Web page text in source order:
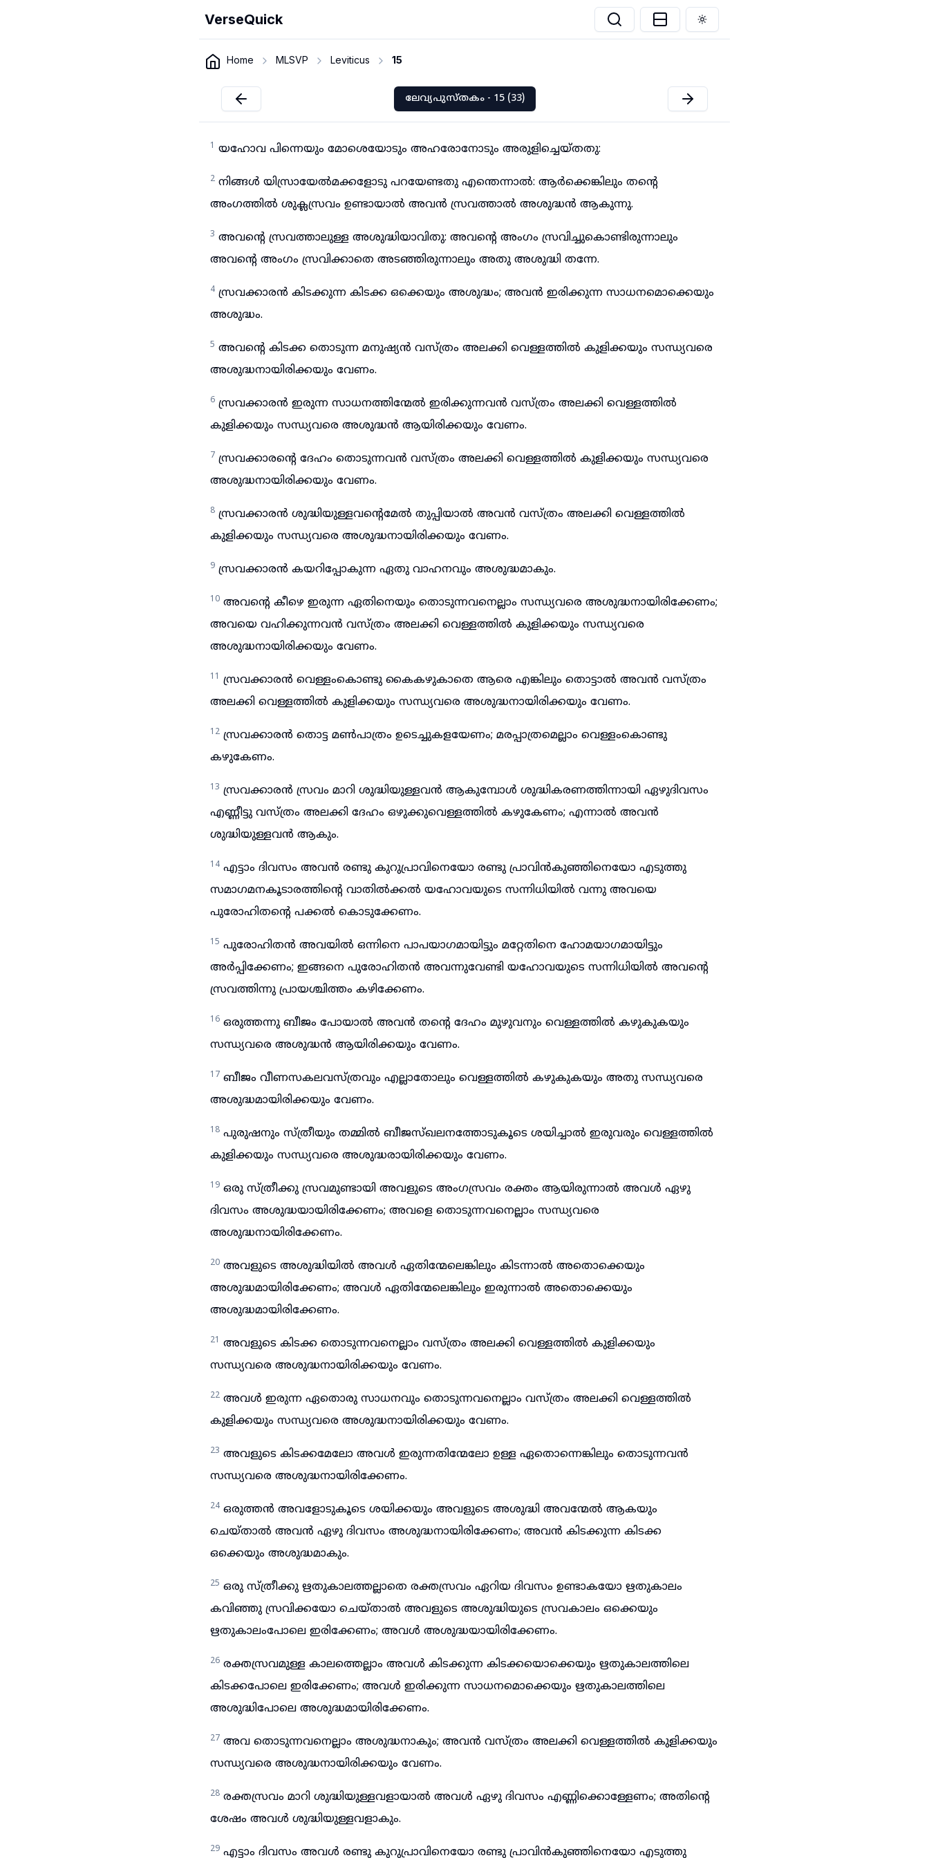
VerseQuick Toggle theme
Home MLSVP Leviticus 15
ലേവ്യപുസ്തകം - 15 (33)
1 യഹോവ പിന്നെയും മോശെയോടും അഹരോനോടും അരുളിച്ചെയ്തതു:
2 നിങ്ങൾ യിസ്രായേൽമക്കളോടു പറയേണ്ടതു എന്തെന്നാൽ: ആർക്കെങ്കിലും തന്റെ
അംഗത്തിൽ ശുക്ലസ്രവം ഉണ്ടായാൽ അവൻ സ്രവത്താൽ അശുദ്ധൻ ആകുന്നു.
3 അവന്റെ സ്രവത്താലുള്ള അശുദ്ധിയാവിതു: അവന്റെ അംഗം സ്രവിച്ചുകൊണ്ടിരുന്നാലും
അവന്റെ അംഗം സ്രവിക്കാതെ അടഞ്ഞിരുന്നാലും അതു അശുദ്ധി തന്നേ.
4 സ്രവക്കാരൻ കിടക്കുന്ന കിടക്ക ഒക്കെയും അശുദ്ധം; അവൻ ഇരിക്കുന്ന സാധനമൊക്കെയും
അശുദ്ധം.
5 അവന്റെ കിടക്ക തൊടുന്ന മനുഷ്യൻ വസ്ത്രം അലക്കി വെള്ളത്തിൽ കുളിക്കയും സന്ധ്യവരെ
അശുദ്ധനായിരിക്കയും വേണം.
6 സ്രവക്കാരൻ ഇരുന്ന സാധനത്തിന്മേൽ ഇരിക്കുന്നവൻ വസ്ത്രം അലക്കി വെള്ളത്തിൽ
കുളിക്കയും സന്ധ്യവരെ അശുദ്ധൻ ആയിരിക്കയും വേണം.
7 സ്രവക്കാരന്റെ ദേഹം തൊടുന്നവൻ വസ്ത്രം അലക്കി വെള്ളത്തിൽ കുളിക്കയും സന്ധ്യവരെ
അശുദ്ധനായിരിക്കയും വേണം.
8 സ്രവക്കാരൻ ശുദ്ധിയുള്ളവന്റെമേൽ തുപ്പിയാൽ അവൻ വസ്ത്രം അലക്കി വെള്ളത്തിൽ
കുളിക്കയും സന്ധ്യവരെ അശുദ്ധനായിരിക്കയും വേണം.
9 സ്രവക്കാരൻ കയറിപ്പോകുന്ന ഏതു വാഹനവും അശുദ്ധമാകും.
10 അവന്റെ കീഴെ ഇരുന്ന ഏതിനെയും തൊടുന്നവനെല്ലാം സന്ധ്യവരെ അശുദ്ധനായിരിക്കേണം;
അവയെ വഹിക്കുന്നവൻ വസ്ത്രം അലക്കി വെള്ളത്തിൽ കുളിക്കയും സന്ധ്യവരെ
അശുദ്ധനായിരിക്കയും വേണം.
11 സ്രവക്കാരൻ വെള്ളംകൊണ്ടു കൈകഴുകാതെ ആരെ എങ്കിലും തൊട്ടാൽ അവൻ വസ്ത്രം
അലക്കി വെള്ളത്തിൽ കുളിക്കയും സന്ധ്യവരെ അശുദ്ധനായിരിക്കയും വേണം.
12 സ്രവക്കാരൻ തൊട്ട മൺപാത്രം ഉടെച്ചുകളയേണം; മരപ്പാത്രമെല്ലാം വെള്ളംകൊണ്ടു
കഴുകേണം.
13 സ്രവക്കാരൻ സ്രവം മാറി ശുദ്ധിയുള്ളവൻ ആകുമ്പോൾ ശുദ്ധികരണത്തിന്നായി ഏഴുദിവസം
എണ്ണീട്ടു വസ്ത്രം അലക്കി ദേഹം ഒഴുക്കുവെള്ളത്തിൽ കഴുകേണം; എന്നാൽ അവൻ
ശുദ്ധിയുള്ളവൻ ആകും.
14 എട്ടാം ദിവസം അവൻ രണ്ടു കുറുപ്രാവിനെയോ രണ്ടു പ്രാവിൻകുഞ്ഞിനെയോ എടുത്തു
സമാഗമനകൂടാരത്തിന്റെ വാതിൽക്കൽ യഹോവയുടെ സന്നിധിയിൽ വന്നു അവയെ
പുരോഹിതന്റെ പക്കൽ കൊടുക്കേണം.
15 പുരോഹിതൻ അവയിൽ ഒന്നിനെ പാപയാഗമായിട്ടും മറ്റേതിനെ ഹോമയാഗമായിട്ടും
അർപ്പിക്കേണം; ഇങ്ങനെ പുരോഹിതൻ അവന്നുവേണ്ടി യഹോവയുടെ സന്നിധിയിൽ അവന്റെ
സ്രവത്തിന്നു പ്രായശ്ചിത്തം കഴിക്കേണം.
16 ഒരുത്തന്നു ബീജം പോയാൽ അവൻ തന്റെ ദേഹം മുഴുവനും വെള്ളത്തിൽ കഴുകുകയും
സന്ധ്യവരെ അശുദ്ധൻ ആയിരിക്കയും വേണം.
17 ബീജം വീണസകലവസ്ത്രവും എല്ലാതോലും വെള്ളത്തിൽ കഴുകുകയും അതു സന്ധ്യവരെ
അശുദ്ധമായിരിക്കയും വേണം.
18 പുരുഷനും സ്ത്രീയും തമ്മിൽ ബീജസ്ഖലനത്തോടുകൂടെ ശയിച്ചാൽ ഇരുവരും വെള്ളത്തിൽ
കുളിക്കയും സന്ധ്യവരെ അശുദ്ധരായിരിക്കയും വേണം.
19 ഒരു സ്ത്രീക്കു സ്രവമുണ്ടായി അവളുടെ അംഗസ്രവം രക്തം ആയിരുന്നാൽ അവൾ ഏഴു
ദിവസം അശുദ്ധയായിരിക്കേണം; അവളെ തൊടുന്നവനെല്ലാം സന്ധ്യവരെ
അശുദ്ധനായിരിക്കേണം.
20 അവളുടെ അശുദ്ധിയിൽ അവൾ ഏതിന്മേലെങ്കിലും കിടന്നാൽ അതൊക്കെയും
അശുദ്ധമായിരിക്കേണം; അവൾ ഏതിന്മേലെങ്കിലും ഇരുന്നാൽ അതൊക്കെയും
അശുദ്ധമായിരിക്കേണം.
21 അവളുടെ കിടക്ക തൊടുന്നവനെല്ലാം വസ്ത്രം അലക്കി വെള്ളത്തിൽ കുളിക്കയും
സന്ധ്യവരെ അശുദ്ധനായിരിക്കയും വേണം.
22 അവൾ ഇരുന്ന ഏതൊരു സാധനവും തൊടുന്നവനെല്ലാം വസ്ത്രം അലക്കി വെള്ളത്തിൽ
കുളിക്കയും സന്ധ്യവരെ അശുദ്ധനായിരിക്കയും വേണം.
23 അവളുടെ കിടക്കമേലോ അവൾ ഇരുന്നതിന്മേലോ ഉള്ള ഏതൊന്നെങ്കിലും തൊടുന്നവൻ
സന്ധ്യവരെ അശുദ്ധനായിരിക്കേണം.
24 ഒരുത്തൻ അവളോടുകൂടെ ശയിക്കയും അവളുടെ അശുദ്ധി അവന്മേൽ ആകയും
ചെയ്താൽ അവൻ ഏഴു ദിവസം അശുദ്ധനായിരിക്കേണം; അവൻ കിടക്കുന്ന കിടക്ക
ഒക്കെയും അശുദ്ധമാകും.
25 ഒരു സ്ത്രീക്കു ഋതുകാലത്തല്ലാതെ രക്തസ്രവം ഏറിയ ദിവസം ഉണ്ടാകയോ ഋതുകാലം
കവിഞ്ഞു സ്രവിക്കയോ ചെയ്താൽ അവളുടെ അശുദ്ധിയുടെ സ്രവകാലം ഒക്കെയും
ഋതുകാലംപോലെ ഇരിക്കേണം; അവൾ അശുദ്ധയായിരിക്കേണം.
26 രക്തസ്രവമുള്ള കാലത്തെല്ലാം അവൾ കിടക്കുന്ന കിടക്കയൊക്കെയും ഋതുകാലത്തിലെ
കിടക്കപോലെ ഇരിക്കേണം; അവൾ ഇരിക്കുന്ന സാധനമൊക്കെയും ഋതുകാലത്തിലെ
അശുദ്ധിപോലെ അശുദ്ധമായിരിക്കേണം.
27 അവ തൊടുന്നവനെല്ലാം അശുദ്ധനാകും; അവൻ വസ്ത്രം അലക്കി വെള്ളത്തിൽ കുളിക്കയും
സന്ധ്യവരെ അശുദ്ധനായിരിക്കയും വേണം.
28 രക്തസ്രവം മാറി ശുദ്ധിയുള്ളവളായാൽ അവൾ ഏഴു ദിവസം എണ്ണിക്കൊള്ളേണം; അതിന്റെ
ശേഷം അവൾ ശുദ്ധിയുള്ളവളാകും.
29 എട്ടാം ദിവസം അവൾ രണ്ടു കുറുപ്രാവിനെയോ രണ്ടു പ്രാവിൻകുഞ്ഞിനെയോ എടുത്തു